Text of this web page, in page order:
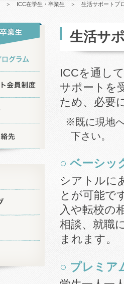
＞ ICC在学生・卒業生 ＞ 生活サポートプ
生活サ
ICCを通し
サポートを
ため、必要
※既に現地
下さい。
○ ベーシッ
シアトルに
とが可能で
入や転校の
相談、就職
まれます。
○ プレミア